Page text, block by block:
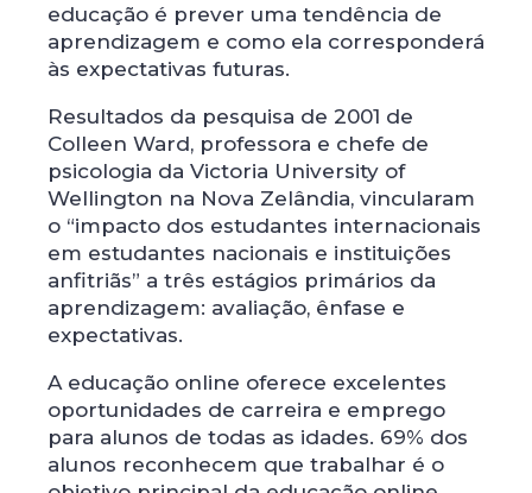
educação é prever uma tendência de
aprendizagem e como ela corresponderá
às expectativas futuras.
Resultados da pesquisa de 2001 de
Colleen Ward, professora e chefe de
psicologia da Victoria University of
Wellington na Nova Zelândia, vincularam
o “impacto dos estudantes internacionais
em estudantes nacionais e instituições
anfitriãs” a três estágios primários da
aprendizagem: avaliação, ênfase e
expectativas.
A educação online oferece excelentes
oportunidades de carreira e emprego
para alunos de todas as idades. 69% dos
alunos reconhecem que trabalhar é o